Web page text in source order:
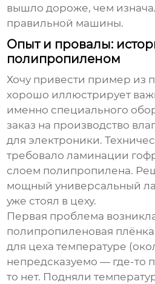
вышло дороже, чем
правильной машины.
Опыт и провалы:
полипропиленом
Хочу привести пример из
хорошо иллюстрирует
именно специального
заказ на производство
для электроники.
требовало ламинации
слоем полипропилена.
мощный универсальный
уже стоял в цеху.
Первая проблема
полипропиленовая
для цеха температуре
непредсказуемо — где-то
то нет. Подняли